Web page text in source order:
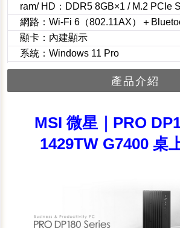
ram/ HD：DDR5 8GB×1 / M.2 PCIe
網路：Wi-Fi 6（802.11AX）＋
顯卡：內建顯示
系統：Windows 11 Pro
產品介紹
MSI 微星｜PRO
1429TW G7400 桌